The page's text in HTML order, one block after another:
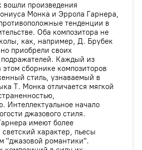
произведения
Монка и Эррола Гарнера,
тенденции в
Оба композитора не
как, например, Д. Брубек
приобрели своих
подражателей. Каждый из
сборнике композиторов
стиль, узнаваемый в
Т. Монка отличается мягкой
Интеллектуальное начало
джазового стиля.
имеют более
характер, пьесы
"джазовой романтики".